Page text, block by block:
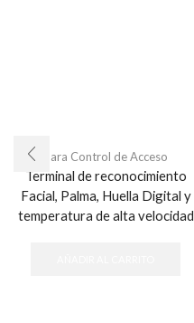
Para Control de Acceso
Terminal de reconocimiento
Facial, Palma, Huella Digital y
temperatura de alta velocidad